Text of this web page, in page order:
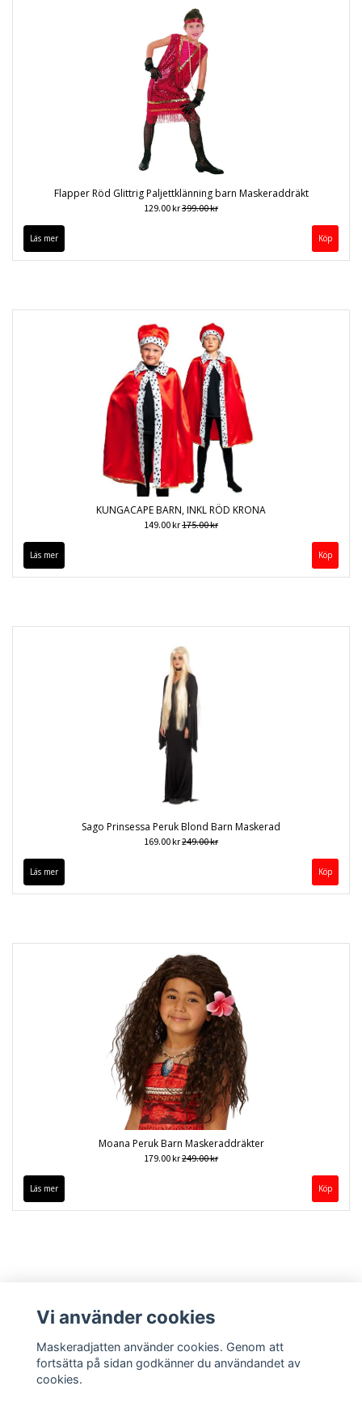
Flapper Röd Glittrig Paljettklänning barn Maskeraddräkt
129.00 kr399.00 kr
Läs mer Köp
KUNGACAPE BARN, INKL RÖD KRONA
149.00 kr175.00 kr
Läs mer
Sago Prinsessa Peruk Blond Barn Maskerad
169.00 kr249.00 kr
Läs mer
Moana Peruk Barn Maskeraddräkter
179.00 kr249.00 kr
Läs mer
Vi använder cookies
Maskeradjatten använder cookies. Genom att
fortsätta på sidan godkänner du användandet av
cookies.